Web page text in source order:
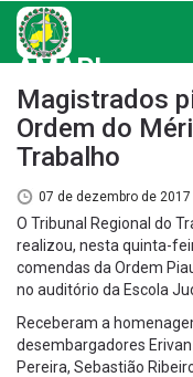
AMAPI
Magistrados
Ordem do
Trabalho
07 de dezembro de 2017
O Tribunal Regional do
realizou, nesta quinta-
comendas da Ordem
no auditório da Escola
Receberam a
desembargadores
Pereira, Sebastião